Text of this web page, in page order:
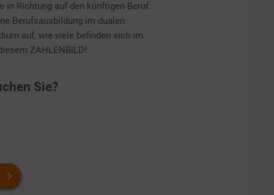
in Richtung auf den künftigen Beruf.
Berufsausbildung im dualen
auf, wie viele befinden sich im
ZAHLENBILD!
Sie?